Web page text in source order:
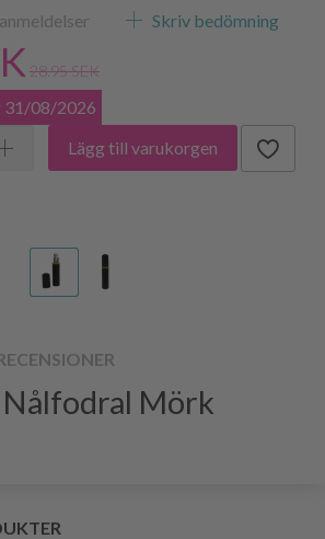
anmeldelser Skriv bedömning
28.95 SEK
31/08/2026
Lägg till varukorgen
Mörk